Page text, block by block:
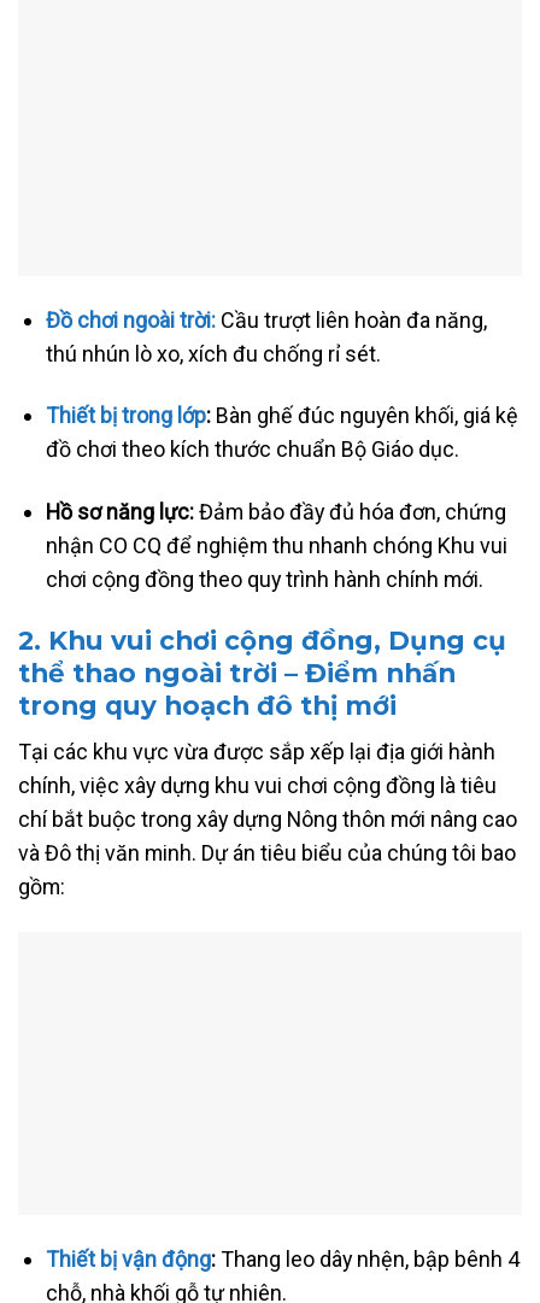
Đồ chơi ngoài trời: Cầu trượt liên hoàn đa năng,
thú nhún lò xo, xích đu chống rỉ sét.
Thiết bị trong lớp: Bàn ghế đúc nguyên khối, giá kệ
đồ chơi theo kích thước chuẩn Bộ Giáo dục.
Hồ sơ năng lực:Đảm bảo đầy đủ hóa đơn, chứng
nhận CO CQ để nghiệm thu nhanh chóng Khu vui
chơi cộng đồng theo quy trình hành chính mới.
2. Khu vui chơi cộng đồng, Dụng cụ
thể thao ngoài trời – Điểm nhấn
trong quy hoạch đô thị mới
Tại các khu vực vừa được sắp xếp lại địa giới hành
chính, việc xây dựng khu vui chơi cộng đồng là tiêu
chí bắt buộc trong xây dựng Nông thôn mới nâng cao
và Đô thị văn minh. Dự án tiêu biểu của chúng tôi bao
gồm:
Thiết bị vận động: Thang leo dây nhện, bập bênh 4
chỗ, nhà khối gỗ tự nhiên.